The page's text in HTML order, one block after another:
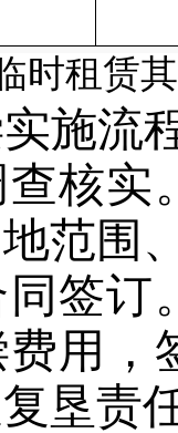
时租赁
施流
查核实
范围
同签订
用，
垦责